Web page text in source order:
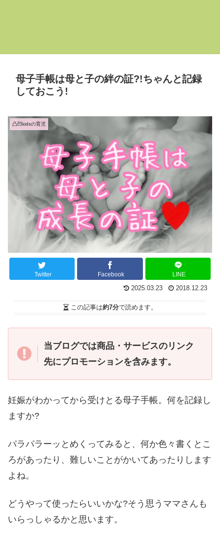
母子手帳は母と子の絆の証?!ちゃんと記録
しておこう!
凸凹kidsの育児
Twitter Facebook LINE
2025.03.23 2018.12.23
この記事は約7分で読めます。
当ブログでは商品・サービスのリンク
先にプロモーションを含みます。
妊娠がわかってから受けとる母子手帳。何を記録し
ますか?
パラパラーッとめくってみると、何か色々書くとこ
ろがあったり、難しいことがかいてあったりします
よね。
どうやって使ったらいいかな?そう思うママさんも
いらっしゃるかと思います。